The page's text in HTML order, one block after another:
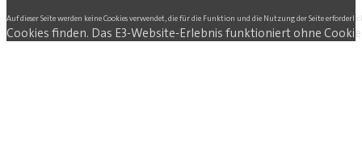
Auf dieser Seite werden keine Cookies verwendet, die für die Funktion und die Nutzung der Seite
Cookies finden. Das E3-Website-Erlebnis funktioniert ohne